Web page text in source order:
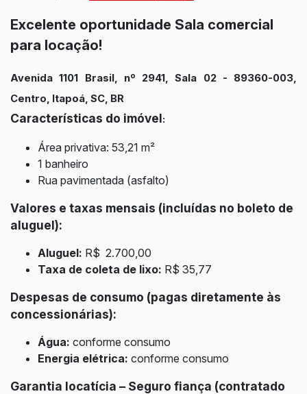
Excelente oportunidade Sala comercial
para locação!
Avenida 1101 Brasil, nº 2941, Sala 02 - 89360-003,
Centro, Itapoá, SC, BR
Características do imóvel:
Área privativa: 53,21 m²
1 banheiro
Rua pavimentada (asfalto)
Valores e taxas mensais (incluídas no boleto de
aluguel):
Aluguel: R$ 2.700,00
Taxa de coleta de lixo: R$ 35,77
Despesas de consumo (pagas diretamente às
concessionárias):
Água: conforme consumo
Energia elétrica: conforme consumo
Garantia locatícia – Seguro fiança (contratado